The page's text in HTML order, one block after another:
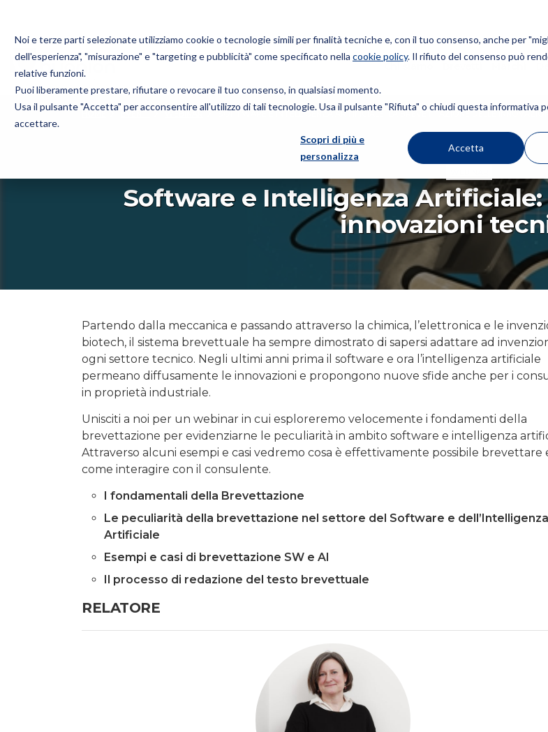
Noi e terze parti selezionate utilizziamo cookie o tecnologie simili per finalità tecniche e, con il tuo consenso, anche per
dell'esperienza", "misurazione" e "targeting e pubblicità" come specificato nella cookie policy. Il rifiuto del consenso può
relative funzioni.
Puoi liberamente prestare, rifiutare o revocare il tuo consenso, in qualsiasi momento.
Usa il pulsante "Accetta" per acconsentire all'utilizzo di tali tecnologie. Usa il pulsante "Rifiuta" o chiudi questa informativa
accettare.
Scopri di più e
personalizza
Accetta
Bugnion
The
EVENTI SOFTWARE E INTELLIGENZA ARTIFICIALE: LA BREVETTAZIONE DELLE
Software e Intelligenza
innovazioni
Partendo dalla meccanica e passando attraverso la chimica, l’elettronica e le
biotech, il sistema brevettuale ha sempre dimostrato di sapersi adattare ad
ogni settore tecnico. Negli ultimi anni prima il software e ora l’intelligenza artificiale
permeano diffusamente le innovazioni e propongono nuove sfide anche per i
in proprietà industriale.
Unisciti a noi per un webinar in cui esploreremo velocemente i fondamenti della
brevettazione per evidenziarne le peculiarità in ambito software e intelligenza
Attraverso alcuni esempi e casi vedremo cosa è effettivamente possibile brevettare
come interagire con il consulente.
I fondamentali della Brevettazione
Le peculiarità della brevettazione nel settore del Software e dell’Intelligenza
Artificiale
Esempi e casi di brevettazione SW e AI
Il processo di redazione del testo brevettuale
RELATORE